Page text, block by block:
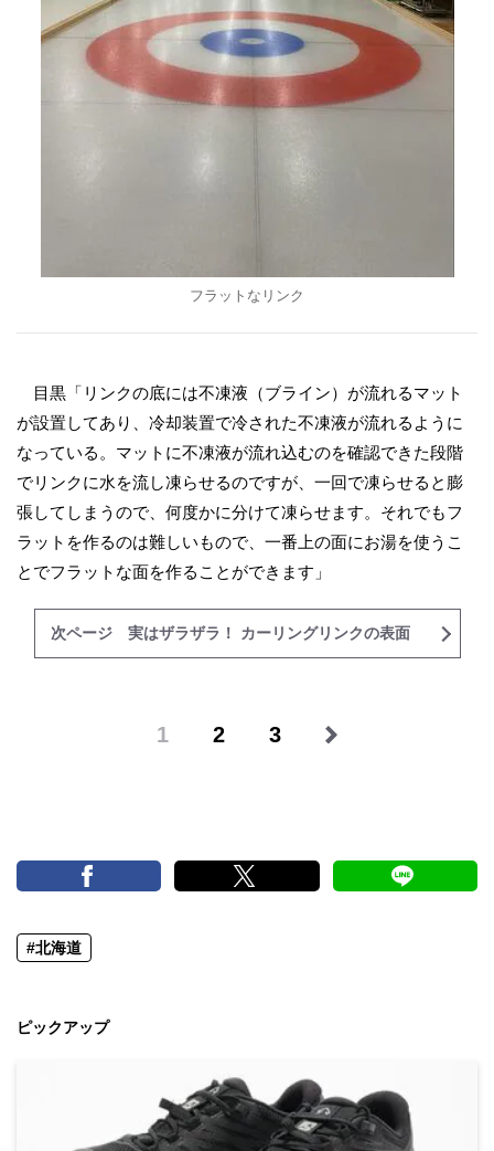
フラットなリンク
目黒「リンクの底には不凍液（ブライン）が流れるマット
が設置してあり、冷却装置で冷された不凍液が流れるように
なっている。マットに不凍液が流れ込むのを確認できた段階
でリンクに水を流し凍らせるのですが、一回で凍らせると膨
張してしまうので、何度かに分けて凍らせます。それでもフ
ラットを作るのは難しいもので、一番上の面にお湯を使うこ
とでフラットな面を作ることができます」
次ページ 実はザラザラ！ カーリングリンクの表面
1 2 3
#北海道
ピックアップ